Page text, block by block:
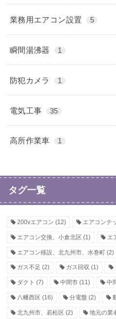
業務用エアコン設置 5
瞬間湯沸器 1
防犯カメラ 1
電気工事 35
高所作業車 1
タグ一覧
200vエアコン (12) エアコンテ
エアコン交換、小倉北区 (1) エ
エアコン移設、北九州市、水巻町 (2)
ガス不足 (2) ガス回収 (1)
ダクト (7) 中間市(11) 中
八幡西区 (16) 分電盤 (2)
北九州市、若松区 (2) 地元の業